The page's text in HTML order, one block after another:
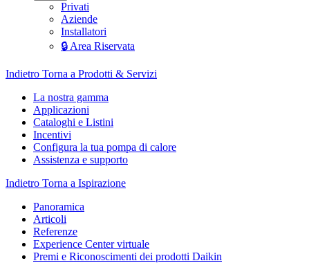
Privati
Aziende
Installatori
🔒 Area Riservata
Indietro Torna a Prodotti & Servizi
La nostra gamma
Applicazioni
Cataloghi e Listini
Incentivi
Configura la tua pompa di calore
Assistenza e supporto
Indietro Torna a Ispirazione
Panoramica
Articoli
Referenze
Experience Center virtuale
Premi e Riconoscimenti dei prodotti Daikin